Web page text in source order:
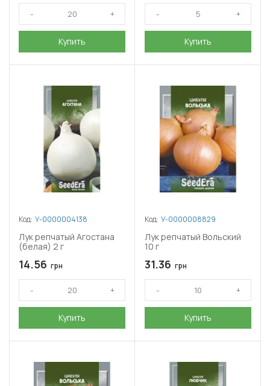
Купить Купить
Код: У-0000004138
Лук репчатый Агостана
(белая) 2 г
14.56 грн
Купить
Код: У-0000008829
Лук репчатый Вольский
10 г
31.36 грн
Купить